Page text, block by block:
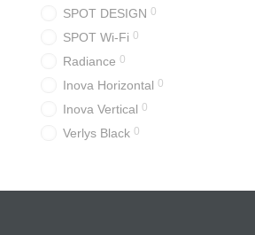
SPOT DESIGN 0
SPOT Wi-Fi 0
Radiance 0
Inova Horizontal 0
Inova Vertical 0
Verlys Black 0